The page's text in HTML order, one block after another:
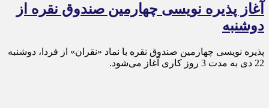
آغاز پذیره نویسی چهارمین صندوق نقره از
دوشنبه
پذیره‌ نویسی چهارمین صندوق نقره با نماد «نقران» از فردا، دوشنبه
22 دی به مدت 3 روز کاری آغاز می‌شود.